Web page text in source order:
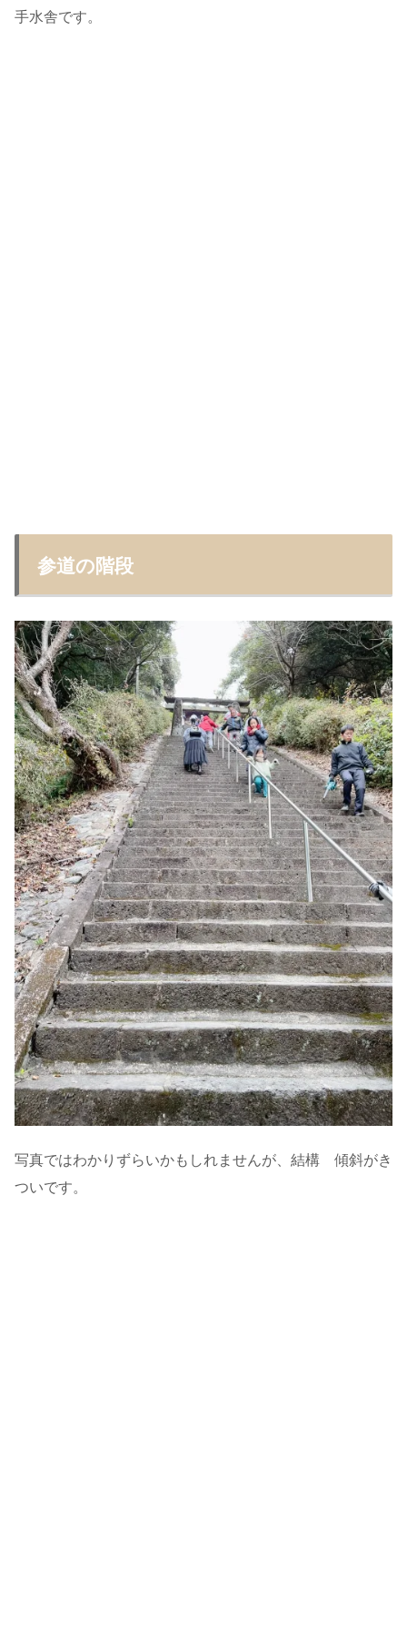
手水舎です。
参道の階段
写真ではわかりずらいかもしれませんが、結構 傾斜がき
ついです。